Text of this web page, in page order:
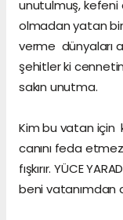
unutulmuş, kefeni
olmadan yatan
verme dünyaları
şehitler ki
sakın unutma.
Kim bu vatan için
canını feda etmez
fışkırır. YÜCE
beni vatanımdan